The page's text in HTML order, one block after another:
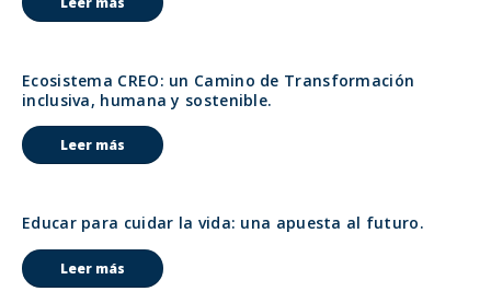
Ecosistema CREO: un Camino de Transformación
inclusiva, humana y sostenible.
Leer más
Educar para cuidar la vida: una apuesta al futuro.
Leer más